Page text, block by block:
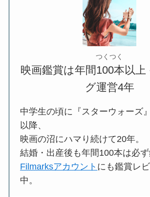
つくつく
映画鑑賞は年間100本以上
グ運営4年
中学生の頃に『スターウォーズ
以降、
映画の沼にハマり続けて20年。
結婚・出産後も年間100本は必ず
Filmarksアカウント にも鑑賞レ
中。